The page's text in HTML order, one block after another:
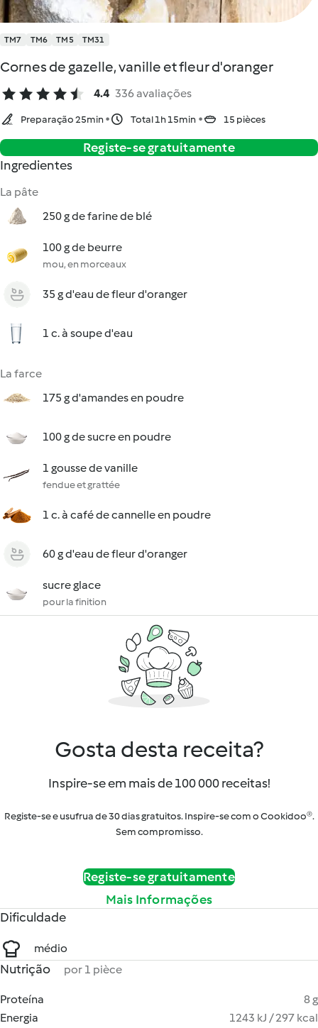
TM7 TM6 TM5 TM31
Cornes de gazelle, vanille et fleur d'oranger
4.4 336 avaliações
Preparação 25min Total 1h 15min 15 pièces
Registe-se gratuitamente
Ingredientes
La pâte
250 g de farine de blé
100 g de beurre
mou, en morceaux
35 g d'eau de fleur d'oranger
1 c. à soupe d'eau
La farce
175 g d'amandes en poudre
100 g de sucre en poudre
1 gousse de vanille
fendue et grattée
1 c. à café de cannelle en poudre
60 g d'eau de fleur d'oranger
sucre glace
pour la finition
Gosta desta receita?
Inspire-se em mais de 100 000 receitas!
Registe-se e usufrua de 30 dias gratuitos. Inspire-se com o Cookidoo®.
Sem compromisso.
Registe-se gratuitamente
Mais Informações
Dificuldade
médio
Nutrição por 1 pièce
Proteína
8 g
Energia
1243 kJ / 297 kcal